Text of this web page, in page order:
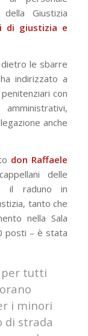
della Giustizia
di giustizia e
le sbarre
indirizzato a
con
anche
don Raffaele
delle
il raduno in
tanto che
nella Sala
posti – è stata
per tutti
i minori
di strada